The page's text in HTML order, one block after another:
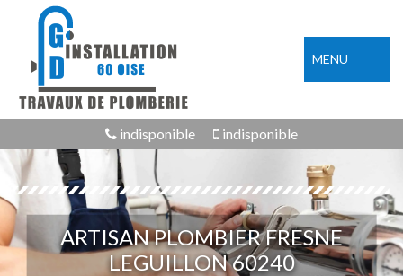
MENU
indisponible indisponible
ARTISAN PLOMBIER FRESNE
LEGUILLON 60240